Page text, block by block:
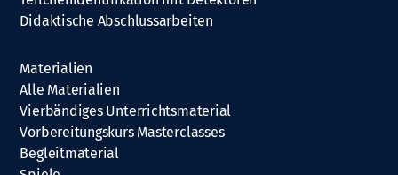
Didaktische Abschlussarbeiten
Materialien
Alle Materialien
Vierbändiges Unterrichtsmaterial
Vorbereitungskurs Masterclasses
Begleitmaterial